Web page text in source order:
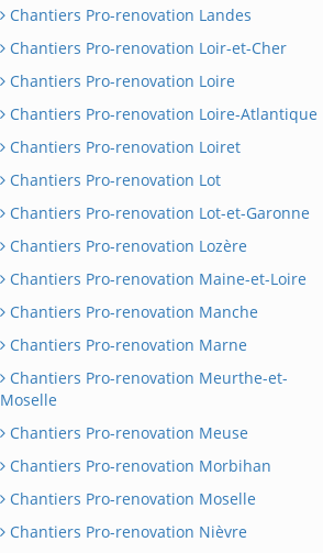
Chantiers Pro-renovation Landes
Chantiers Pro-renovation Loir-et-Cher
Chantiers Pro-renovation Loire
Chantiers Pro-renovation Loire-Atlantique
Chantiers Pro-renovation Loiret
Chantiers Pro-renovation Lot
Chantiers Pro-renovation Lot-et-Garonne
Chantiers Pro-renovation Lozère
Chantiers Pro-renovation Maine-et-Loire
Chantiers Pro-renovation Manche
Chantiers Pro-renovation Marne
Chantiers Pro-renovation Meurthe-et-
Moselle
Chantiers Pro-renovation Meuse
Chantiers Pro-renovation Morbihan
Chantiers Pro-renovation Moselle
Chantiers Pro-renovation Nièvre